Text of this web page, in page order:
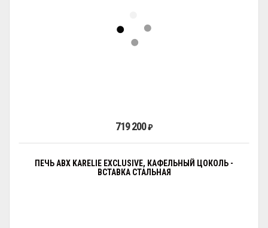
719 200₽
ПЕЧЬ ABX KARELIE EXCLUSIVE, КАФЕЛЬНЫЙ ЦОКОЛЬ -
ВСТАВКА СТАЛЬНАЯ